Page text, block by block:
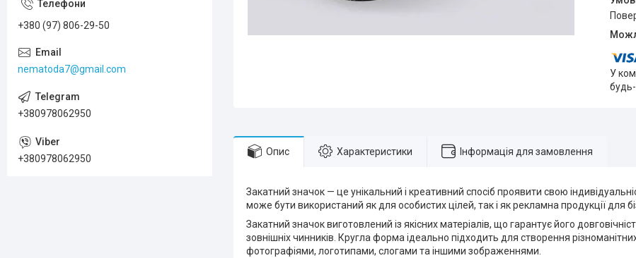
У
Опис Характеристики Інформація для замовлення
Закатний значок — це унікальний і креативний спосіб проявити свою
може бути використаний як для особистих цілей, так і як рекламна продукції для
Закатний значок виготовлений із якісних матеріалів, що гарантує його
зовнішніх чинників. Кругла форма ідеально підходить для створення
фотографіями, логотипами, слогами та іншими зображеннями.
+380 (97) 806-29-50
nematoda7@gmail.com
+380978062950
+380978062950